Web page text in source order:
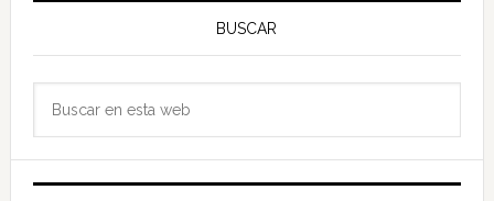
BUSCAR
web